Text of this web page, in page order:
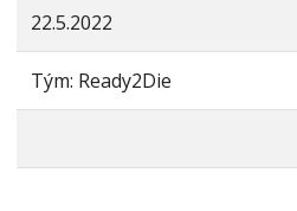
22.5.2022
Tým: Ready2Die